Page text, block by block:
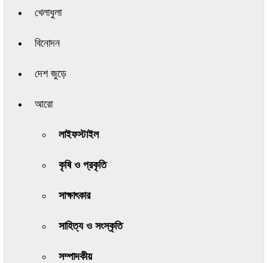
খেলাধুলা
বিনোদন
দেশ জুড়ে
আরো
লাইফস্টাইল
কৃষি ও প্রকৃতি
সাক্ষাৎকার
সাহিত্য ও সংস্কৃতি
সম্পাদকীয়